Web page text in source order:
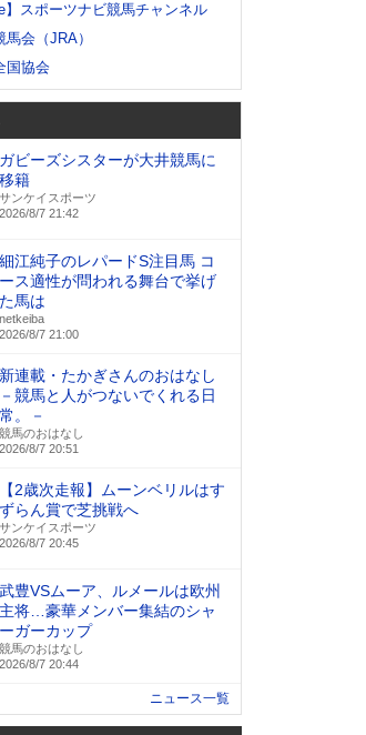
】スポーツナビ競馬チャンネル
馬会（JRA）
国協会
ガビーズシスターが大井競馬に
移籍
サンケイスポーツ
2026/8/7 21:42
細江純子のレパードS注目馬 コ
ース適性が問われる舞台で挙げ
た馬は
netkeiba
2026/8/7 21:00
新連載・たかぎさんのおはなし
－競馬と人がつないでくれる日
常。－
競馬のおはなし
2026/8/7 20:51
【2歳次走報】ムーンベリルはす
ずらん賞で芝挑戦へ
サンケイスポーツ
2026/8/7 20:45
武豊VSムーア、ルメールは欧州
主将…豪華メンバー集結のシャ
ーガーカップ
競馬のおはなし
2026/8/7 20:44
ニュース一覧